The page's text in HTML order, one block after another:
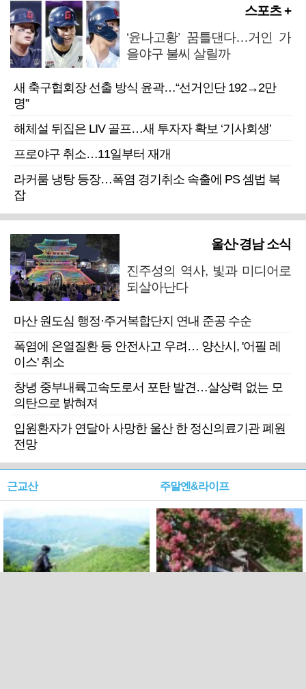
스포츠 +
‘윤나고황’ 꿈틀댄다…거인 가
을야구 불씨 살릴까
새 축구협회장 선출 방식 윤곽…“선거인단 192→2만
명”
해체설 뒤집은 LIV 골프…새 투자자 확보 ‘기사회생’
프로야구 취소…11일부터 재개
라커룸 냉탕 등장…폭염 경기취소 속출에 PS 셈법 복
잡
울산·경남 소식
진주성의 역사, 빛과 미디어로
되살아난다
마산 원도심 행정·주거복합단지 연내 준공 수순
폭염에 온열질환 등 안전사고 우려… 양산시, '어필 레
이스' 취소
창녕 중부내륙고속도로서 포탄 발견…살상력 없는 모
의탄으로 밝혀져
입원환자가 연달아 사망한 울산 한 정신의료기관 폐원
전망
근교산 주말엔&라이프